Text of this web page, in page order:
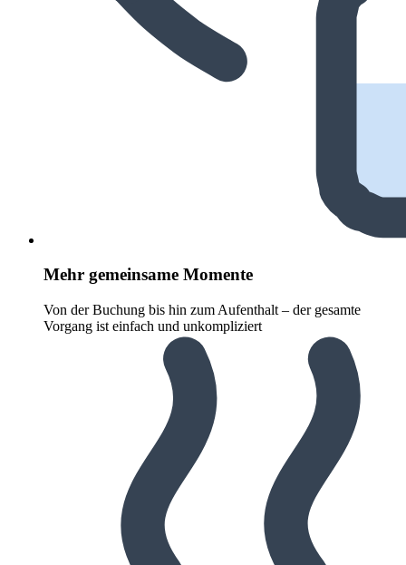
Mehr gemeinsame Momente
Von der Buchung bis hin zum Aufenthalt – der gesamte
Vorgang ist einfach und unkompliziert